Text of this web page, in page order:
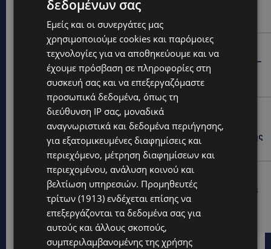
μία νύχτα – Η παράβαση που κυριάρχησε στους
ελέγχους
STORIES
ΓΕΝΕΘΛΙΟΣ ΗΜΕΡΑ: Η ηλικία είναι μόνο ένας αριθμός –
Οι άνθρωποι και οι στιγμές είναι η πραγματική μας
ιστορία
STORIES
ΕΛΕΝΑ ΑΝΤΩΝΙΑΔΟΥ: Αγώνας ζωής για τη 37χρονη
μητέρα τριών παιδιών – Έρανος για τη θεραπεία της
στην Αγγλία
UPDATES
ΚΑΤΑΓΓΕΛΙΑ: Για άνδρα που φέρεται να παρενοχλούσε
γυναίκες στο Δασούδι – Σε εξέλιξη οι αστυνομικές
έρευνες
δεδομένων σας
Εμείς και οι συνεργάτες μας
χρησιμοποιούμε cookies και παρόμοιες
τεχνολογίες για να αποθηκεύουμε και να
έχουμε πρόσβαση σε πληροφορίες στη
συσκευή σας και να επεξεργαζόμαστε
προσωπικά δεδομένα, όπως τη
διεύθυνση IP σας, μοναδικά
αναγνωριστικά και δεδομένα περιήγησης,
για εξατομικευμένες διαφημίσεις και
περιεχόμενο, μέτρηση διαφημίσεων και
περιεχομένου, ανάλυση κοινού και
βελτίωση υπηρεσιών. Προμηθευτές
τρίτων (1913) ενδέχεται επίσης να
επεξεργάζονται τα δεδομένα σας για
αυτούς και άλλους σκοπούς,
συμπεριλαμβανομένης της χρήσης